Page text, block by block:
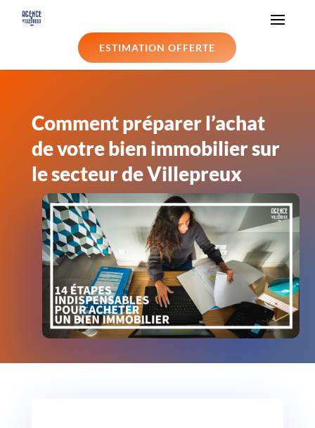
ESTIMATION OFFERTE
Comment préparer l’achat
de votre bien immobilier sur
le secteur de Villepreux